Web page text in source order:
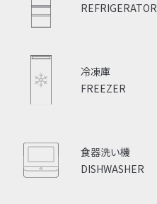
REFRIGERATOR
FREEZER
冷凍庫
DISHWASHER
食器洗い機